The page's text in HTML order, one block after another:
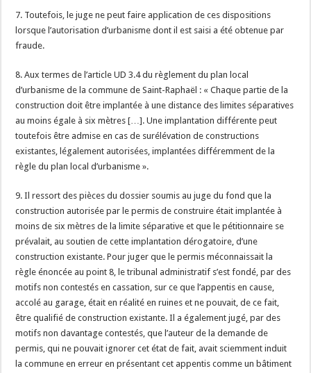
7. Toutefois, le juge ne peut faire application de ces dispositions
lorsque l’autorisation d’urbanisme dont il est saisi a été obtenue par
fraude.
8. Aux termes de l’article UD 3.4 du règlement du plan local
d’urbanisme de la commune de Saint-Raphaël : « Chaque partie de la
construction doit être implantée à une distance des limites séparatives
au moins égale à six mètres […]. Une implantation différente peut
toutefois être admise en cas de surélévation de constructions
existantes, légalement autorisées, implantées différemment de la
règle du plan local d’urbanisme ».
9. Il ressort des pièces du dossier soumis au juge du fond que la
construction autorisée par le permis de construire était implantée à
moins de six mètres de la limite séparative et que le pétitionnaire se
prévalait, au soutien de cette implantation dérogatoire, d’une
construction existante. Pour juger que le permis méconnaissait la
règle énoncée au point 8, le tribunal administratif s’est fondé, par des
motifs non contestés en cassation, sur ce que l’appentis en cause,
accolé au garage, était en réalité en ruines et ne pouvait, de ce fait,
être qualifié de construction existante. Il a également jugé, par des
motifs non davantage contestés, que l’auteur de la demande de
permis, qui ne pouvait ignorer cet état de fait, avait sciemment induit
la commune en erreur en présentant cet appentis comme un bâtiment